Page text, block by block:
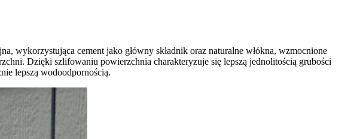
wykorzystująca cement jako główny składnik oraz naturalne włókna, wzmocnione
Dzięki szlifowaniu powierzchnia charakteryzuje się lepszą jednolitością grubości
lepszą wodoodpornością.